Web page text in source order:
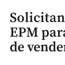
EPM
de